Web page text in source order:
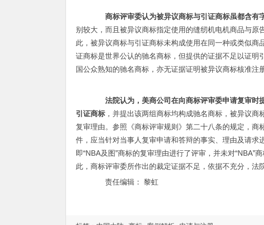
商标评审委认为被异议商标与引证商标虽都含有
别较大，而且被异议商标指定使用的缝纫机电机商品与
此，被异议商标与引证商标未构成使用在同一种或类似商
证商标是世界公认的驰名商标，但提供的证据不足以证
国公众熟知的驰名商标，亦无证据证明被异议商标核准注
法院认为，美商公司在向商标评审委申请复审时
引证商标 ，并提出该两组商标均构成驰名商标，被异议
复审理由。参照《商标评审规则》第二十八条的规定，商
件，应当针对当事人复审申请和答辩的事实、理由及请
即“NBA及图”商标的复审理由进行了评审，并未对“NBA”
此，商标评审委所作出的裁定证据不足，依据不充分，法
责任编辑： 黎虹